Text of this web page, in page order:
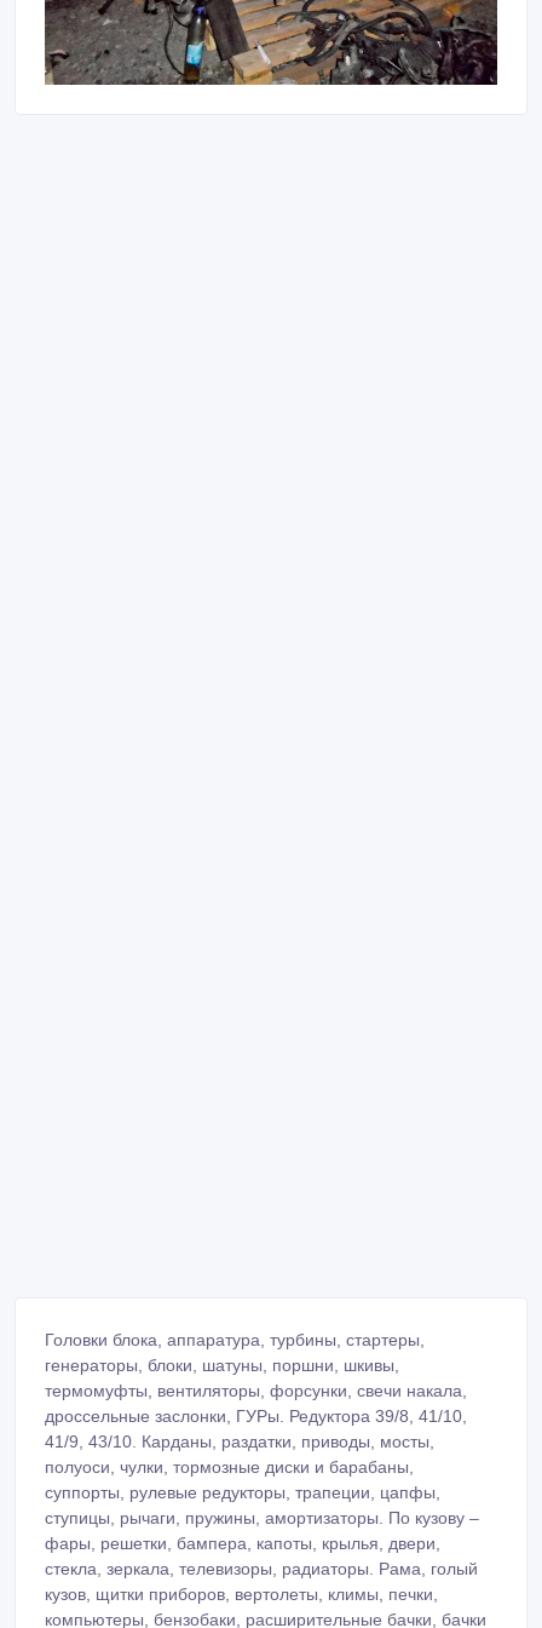
Головки блока, аппаратура, турбины, стартеры,
генераторы, блоки, шатуны, поршни, шкивы,
термомуфты, вентиляторы, форсунки, свечи накала,
дроссельные заслонки, ГУРы. Редуктора 39/8, 41/10,
41/9, 43/10. Карданы, раздатки, приводы, мосты,
полуоси, чулки, тормозные диски и барабаны,
суппорты, рулевые редукторы, трапеции, цапфы,
ступицы, рычаги, пружины, амортизаторы. По кузову –
фары, решетки, бампера, капоты, крылья, двери,
стекла, зеркала, телевизоры, радиаторы. Рама, голый
кузов, щитки приборов, вертолеты, климы, печки,
компьютеры, бензобаки, расширительные бачки, бачки